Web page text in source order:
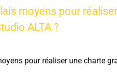
moyens pour
ALTA ?
pour réaliser une charte